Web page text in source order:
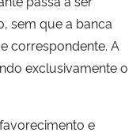
sem que a banca
correspondente. A
exclusivamente o
e